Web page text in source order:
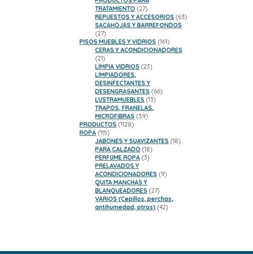
TRATAMIENTO 2727
productos
REPUESTOS Y ACCESORIOS 6363
SACAHOJAS Y BARREFONDOS
2727
productos
PISOS MUEBLES Y VIDRIOS 161161
productos
CERAS Y ACONDICIONADORES
2121
productos
LIMPIA VIDRIOS 2323
LIMPIADORES,
DESINFECTANTES Y
DESENGRASANTES 6666
LUSTRAMUEBLES 1313
TRAPOS, FRANELAS,
MICROFIBRAS 3939
PRODUCTOS 11281128
ROPA 115115
productos
JABONES Y SUAVIZANTES 1818
PARA CALZADO 1818
PERFUME ROPA 33
PRELAVADOS Y
ACONDICIONADORES 99
QUITA MANCHAS Y
BLANQUEADORES 2727
productos
VARIOS (Cepillos, perchas,
antihumedad, otros) 4242